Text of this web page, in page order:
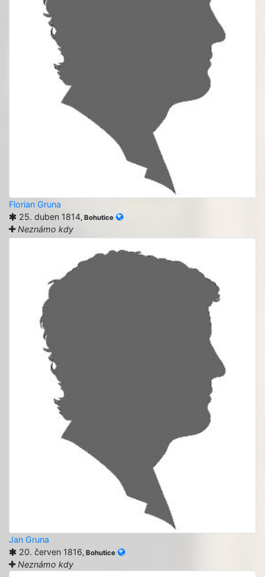
Florian Gruna
25. duben 1814, Bohutice
Neznámo kdy
Jan Gruna
20. červen 1816, Bohutice
Neznámo kdy